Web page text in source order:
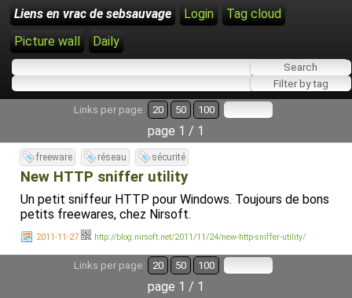
Liens en vrac de sebsauvage Login
Tag cloud
Picture wall
Daily
Links per page: 20 50 100
page 1 / 1
freeware réseau sécurité
New HTTP sniffer utility
Un petit sniffeur HTTP pour Windows. Toujours de bons
petits freewares, chez Nirsoft.
2011-11-27 http://blog.nirsoft.net/2011/11/24/new-http-sniffer-utility/
Links per page: 20 50 100
page 1 / 1